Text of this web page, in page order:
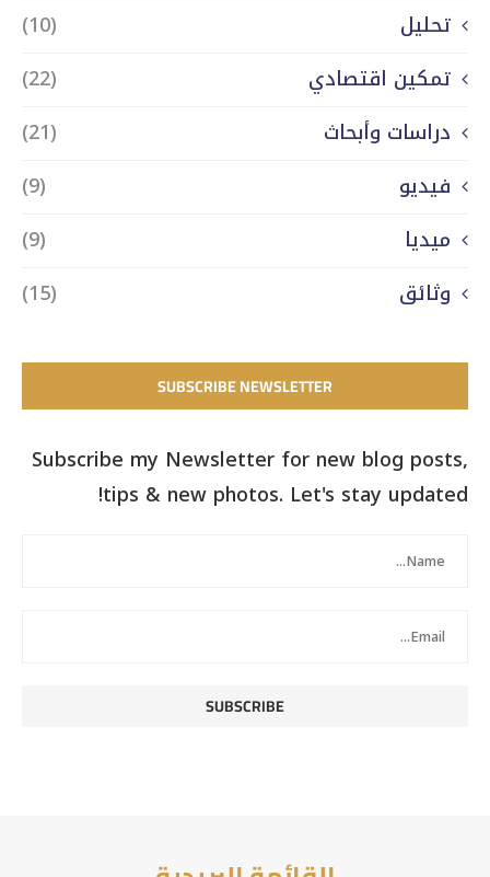
تحليل
(10)
تمكين اقتصادي
(22)
دراسات وأبحاث
(21)
فيديو
(9)
ميديا
(9)
وثائق
(15)
SUBSCRIBE NEWSLETTER
Subscribe my Newsletter for new blog posts,
tips & new photos. Let's stay updated!